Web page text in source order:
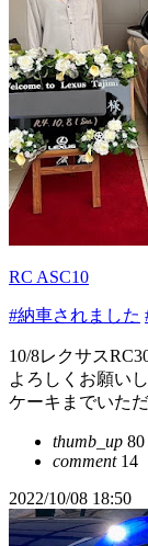
RC ASC10
#納車されました
10/8レクサス
よろしくお願い
ケーキまでいた
thumb_up 80
comment14
2022/10/08 18:50